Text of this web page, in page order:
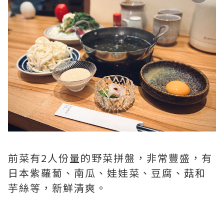
前菜有2人份量的野菜拼盤，非常豐盛，有
日本紫蘿蔔、南瓜、娃娃菜、豆腐、菇和
芋絲等，新鮮清爽。